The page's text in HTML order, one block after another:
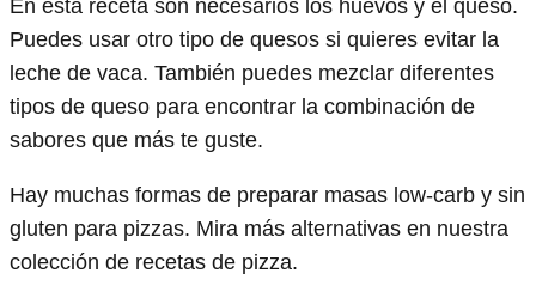
En esta receta son necesarios los huevos y el queso.
Puedes usar otro tipo de quesos si quieres evitar la
leche de vaca. También puedes mezclar diferentes
tipos de queso para encontrar la combinación de
sabores que más te guste.
Hay muchas formas de preparar masas low-carb y sin
gluten para pizzas. Mira más alternativas en nuestra
colección de recetas de pizza.